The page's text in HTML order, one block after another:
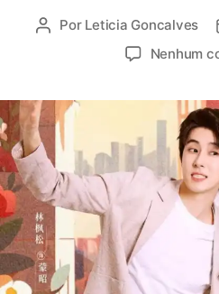
A
r
d
o
p
s
t
Por Leticia Goncalves
Nenhum